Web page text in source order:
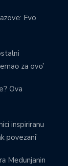
Evo
za ovo’
Ova
inspiriranu
povezani’
Medunjanin